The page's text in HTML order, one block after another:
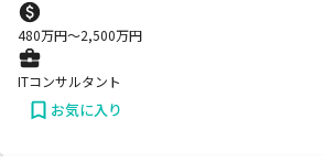
480万円〜2,500万円
ITコンサルタント
お気に入り